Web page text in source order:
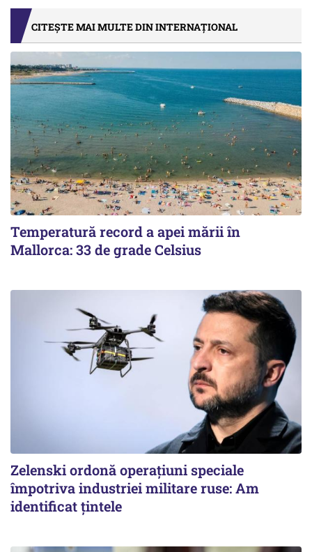
CITEȘTE MAI MULTE DIN INTERNAȚIONAL
Temperatură record a apei mării în
Mallorca: 33 de grade Celsius
Zelenski ordonă operațiuni speciale
împotriva industriei militare ruse: Am
identificat țintele